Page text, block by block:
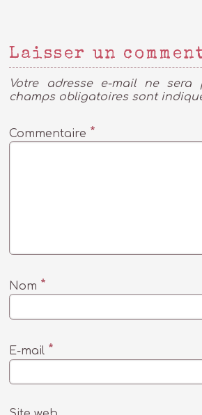
Laisser un
Votre adresse e-mail ne sera
champs obligatoires sont
Commentaire *
Nom *
E-mail *